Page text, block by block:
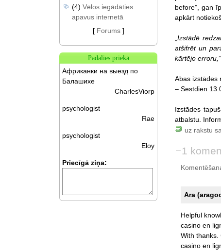
before”, gan
apkārt
Izstādē
atšifrēt un
kārtējo erroru,
Abas izstādes
– Sestdien
Izstādes
atbalstu.
uz rakstu
1
Ara
Helpful
casino en
With thanks.
casino en
(4) Vēlos iegādāties
apavus internetā
[ Forums]
Padalies priekā
Африканки на выезд по
Балашихе
CharlesViorp
psychologist
Rae
psychologist
Eloy
Priecīgā ziņa: